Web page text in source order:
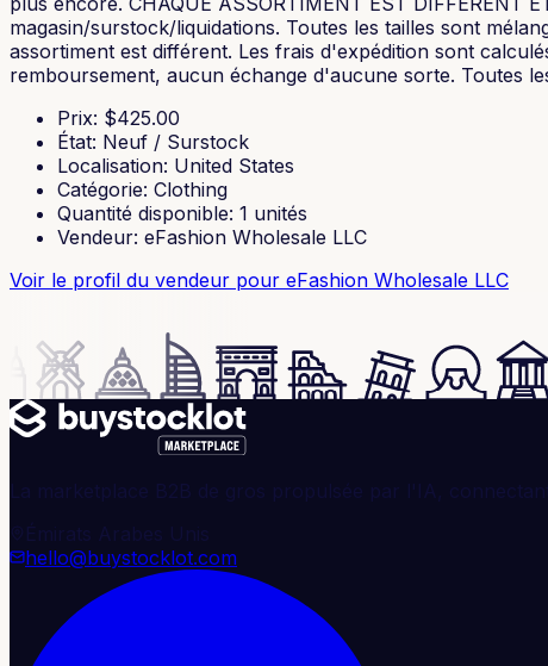
magasin/surstock/liquidations. Toutes les tailles sont
assortiment est différent. Les frais d'expédition sont
remboursement, aucun échange d'aucune sorte. Toutes
Prix: $425.00
État: Neuf / Surstock
Localisation: United States
Catégorie: Clothing
Quantité disponible: 1 unités
Vendeur: eFashion Wholesale LLC
Voir le profil du vendeur pour eFashion Wholesale LLC
La marketplace B2B de gros propulsée par l'IA,
Émirats Arabes Unis
hello@buystocklot.com